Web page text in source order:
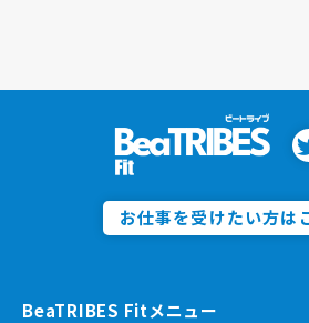
お仕事を受けたい方は
BeaTRIBES Fitメニュー